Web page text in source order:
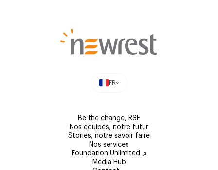
FR
Be the change, RSE
Nos équipes, notre futur
Stories, notre savoir faire
Nos services
Foundation Unlimited
Media Hub